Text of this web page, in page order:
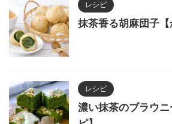
レシピ
抹茶香る胡麻団子【
レシピ
濃い抹茶のブラウ